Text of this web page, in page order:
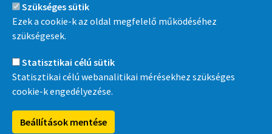
Információ
MÁV-csoport
Szükséges sütik
Ezek a cookie-k az oldal megfelelő működéséhez
szükségesek.
Statisztikai célú sütik
Statisztikai célú webanalitikai mérésekhez szükséges
cookie-k engedélyezése.
Beállítások mentése